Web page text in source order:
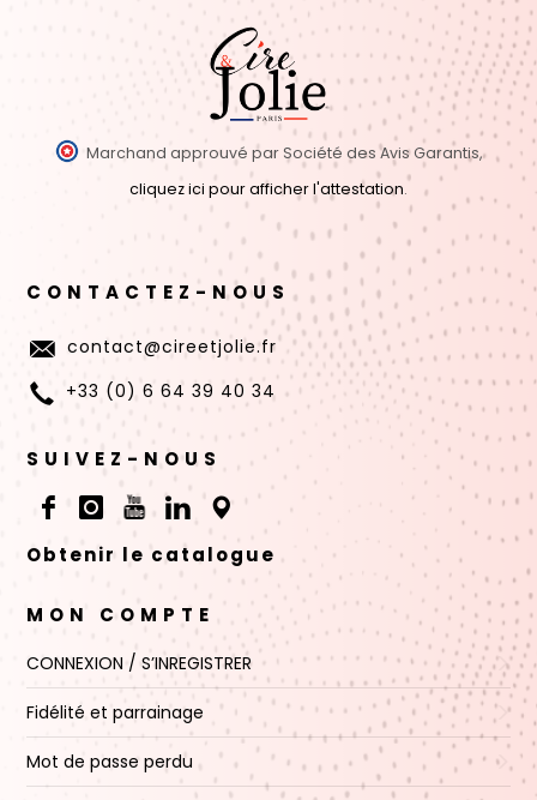
Marchand approuvé par Société des Avis Garantis,
cliquez ici pour afficher l'attestation.
CONTACTEZ-NOUS
contact@cireetjolie.fr
+33 (0) 6 64 39 40 34
SUIVEZ-NOUS
Obtenir le catalogue
MON COMPTE
CONNEXION / S’INREGISTRER
Fidélité et parrainage
Mot de passe perdu